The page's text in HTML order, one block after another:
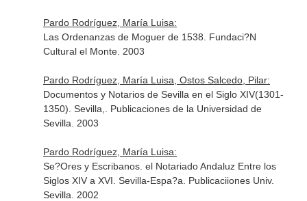
Pardo Rodríguez, María Luisa:
Las Ordenanzas de Moguer de 1538. Fundaci?N
Cultural el Monte. 2003
Pardo Rodríguez, María Luisa, Ostos Salcedo, Pilar:
Documentos y Notarios de Sevilla en el Siglo XIV(1301-
1350). Sevilla,. Publicaciones de la Universidad de
Sevilla. 2003
Pardo Rodríguez, María Luisa:
Se?Ores y Escribanos. el Notariado Andaluz Entre los
Siglos XIV a XVI. Sevilla-Espa?a. Publicaciiones Univ.
Sevilla. 2002